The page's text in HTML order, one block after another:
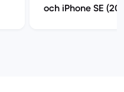
och iPhone SE